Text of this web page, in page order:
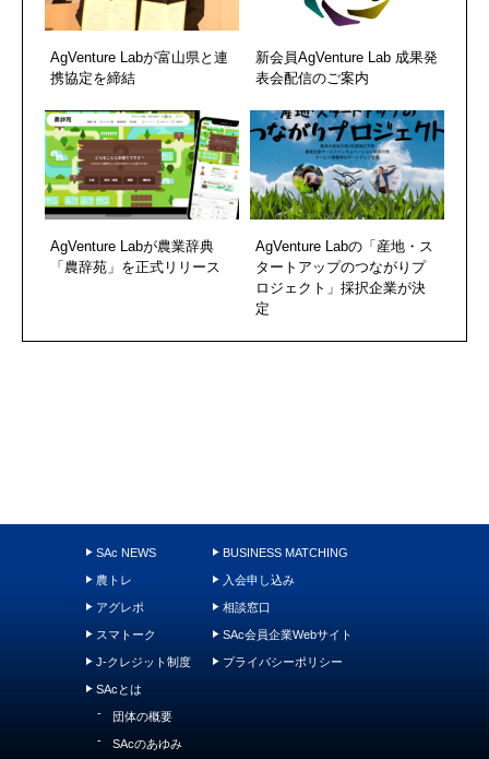
AgVenture Labが富山県と連
携協定を締結
新会員AgVenture Lab 成果発
表会配信のご案内
AgVenture Labが農業辞典
「農辞苑」を正式リリース
AgVenture Labの「産地・ス
タートアップのつながりプ
ロジェクト」採択企業が決
定
SAc NEWS
農トレ
アグレポ
スマトーク
J-クレジット制度
SAcとは
団体の概要
SAcのあゆみ
BUSINESS MATCHING
入会申し込み
相談窓口
SAc会員企業Webサイト
プライバシーポリシー